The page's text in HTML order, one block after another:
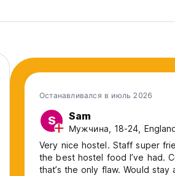
Останавливался в июль 2026
S Sam
Мужчина, 18-24,
Very nice hostel. Staff super
the best hostel food I’ve had.
that’s the only flaw. Would stay